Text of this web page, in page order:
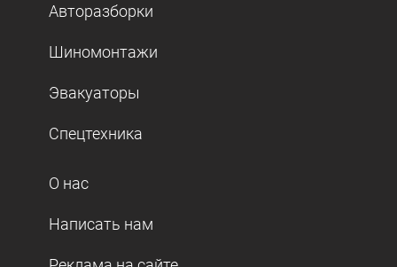
Авторазборки
Шиномонтажи
Эвакуаторы
Спецтехника
О нас
Написать нам